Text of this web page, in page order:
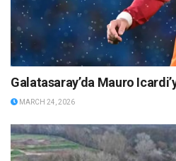
Galatasaray’da Mauro
MARCH 24, 2026